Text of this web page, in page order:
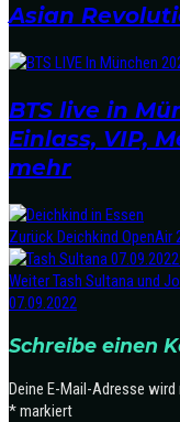
Asian
BTS live in
Einlass, VIP,
mehr
ZurückDeichkind OpenAir
WeiterTash Sultana und
07.09.2022
Schreibe einen
Deine E-Mail-Adresse
*markiert